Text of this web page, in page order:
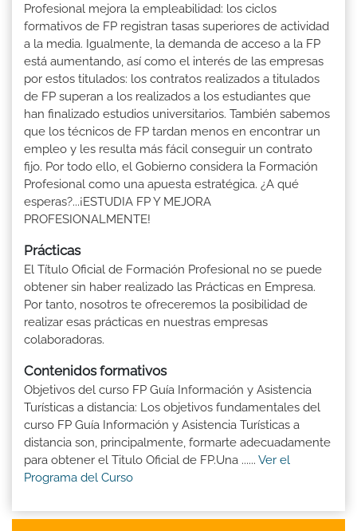
Profesional mejora la empleabilidad: los ciclos
formativos de FP registran tasas superiores de actividad
a la media. Igualmente, la demanda de acceso a la FP
está aumentando, así como el interés de las empresas
por estos titulados: los contratos realizados a titulados
de FP superan a los realizados a los estudiantes que
han finalizado estudios universitarios. También sabemos
que los técnicos de FP tardan menos en encontrar un
empleo y les resulta más fácil conseguir un contrato
fijo. Por todo ello, el Gobierno considera la Formación
Profesional como una apuesta estratégica. ¿A qué
esperas?...¡ESTUDIA FP Y MEJORA
PROFESIONALMENTE!
Prácticas
El Título Oficial de Formación Profesional no se puede
obtener sin haber realizado las Prácticas en Empresa.
Por tanto, nosotros te ofreceremos la posibilidad de
realizar esas prácticas en nuestras empresas
colaboradoras.
Contenidos formativos
Objetivos del curso FP Guía Información y Asistencia
Turísticas a distancia: Los objetivos fundamentales del
curso FP Guía Información y Asistencia Turísticas a
distancia son, principalmente, formarte adecuadamente
para obtener el Titulo Oficial de FP.Una ...... Ver el
Programa del Curso